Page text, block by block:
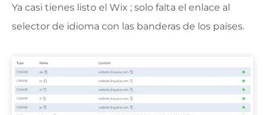
Ya casi tienes listo el Wix ; solo falta el enlace al
selector de idioma con las banderas de los países.